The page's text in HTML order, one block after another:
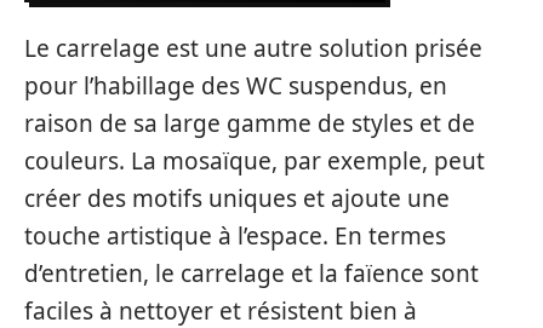
Le carrelage est une autre solution prisée
pour l’habillage des WC suspendus, en
raison de sa large gamme de styles et de
couleurs. La mosaïque, par exemple, peut
créer des motifs uniques et ajoute une
touche artistique à l’espace. En termes
d’entretien, le carrelage et la faïence sont
faciles à nettoyer et résistent bien à